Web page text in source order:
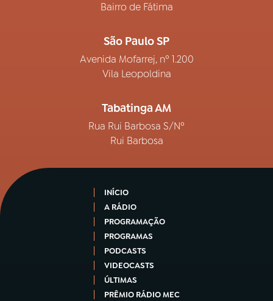
Bairro de Fátima
São Paulo SP
Avenida Mofarrej, nº 1.200
Vila Leopoldina
Tabatinga AM
Rua Rui Barbosa S/Nº
Rui Barbosa
INÍCIO
A RÁDIO
PROGRAMAÇÃO
PROGRAMAS
PODCASTS
VIDEOCASTS
ÚLTIMAS
PRÊMIO RÁDIO MEC